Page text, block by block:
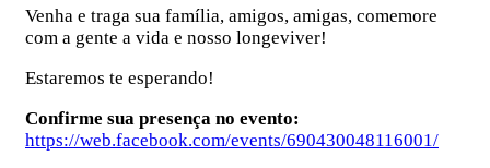
Venha e traga sua família, amigos, amigas, comemore
com a gente a vida e nosso longeviver!
Estaremos te esperando!
Confirme sua presença no evento:
https://web.facebook.com/events/690430048116001/